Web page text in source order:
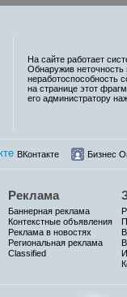
На сайте работает
Обнаружив неточность
неработоспособность
на странице этот
его администратору
ВКонтакте Бизнес
Реклама
Баннерная реклама
Контекстные объявления
Реклама в новостях
Региональная реклама
Classified